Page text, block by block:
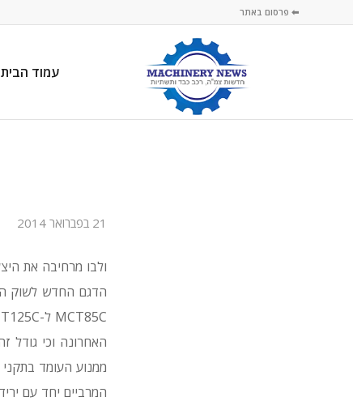
⬅ פרסום באתר
עמוד הבית
21 בפברואר 2014